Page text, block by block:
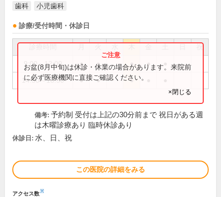
歯科 小児歯科
診療/受付時間・休診日
祝
9:00～12:00 ● ● ● ●
14:30～18:30 ● ● ●
お盆(8月中旬)は休診・休業の場合があります。来院前
に必ず医療機関に直接ご確認ください。
×閉じる
備考: 予約制 受付は上記の30分前まで 祝日がある週
は木曜診療あり 臨時休診あり
休診日: 水、日、祝
この医院の詳細をみる
アクセス数※